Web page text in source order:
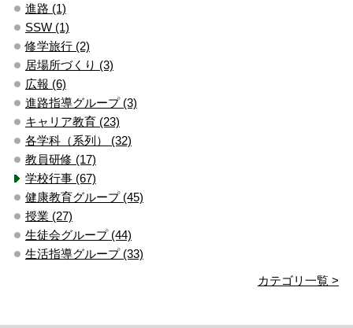
進路 (1)
SSW (1)
修学旅行 (2)
居場所づくり (3)
広報 (6)
進路指導グループ (3)
キャリア教育 (23)
各学科（系列） (32)
教員研修 (17)
学校行事 (67)
健康教育グループ (45)
授業 (27)
生徒会グループ (44)
生活指導グループ (33)
カテゴリ一覧 >